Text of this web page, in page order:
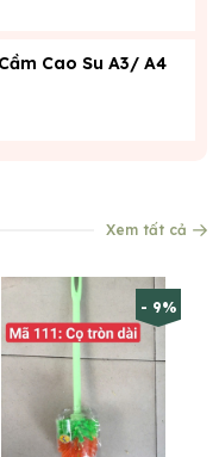
Cao Su A3/ A4
Xem tất cả
- 9%